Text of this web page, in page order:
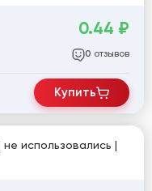
0.44 ₽
0 отзывов
Купить
использовались |